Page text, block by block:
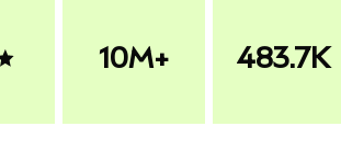
10M+ 483.7K